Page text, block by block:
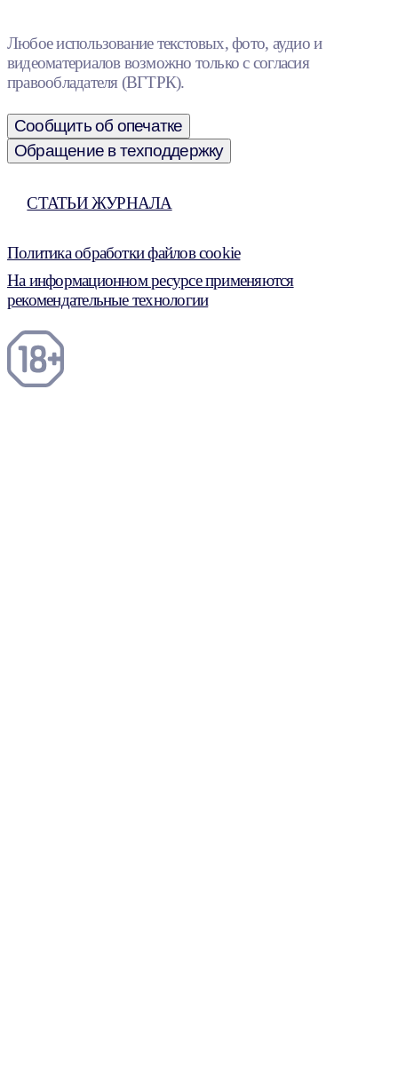
Любое использование текстовых, фото, аудио и
видеоматериалов возможно только с согласия
правообладателя (ВГТРК).
Сообщить об опечатке
Обращение в техподдержку
СТАТЬИ ЖУРНАЛА
Политика обработки файлов cookie
На информационном ресурсе применяются
рекомендательные технологии